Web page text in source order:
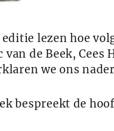
lezen hoe
de Beek,
we ons
bespreekt de